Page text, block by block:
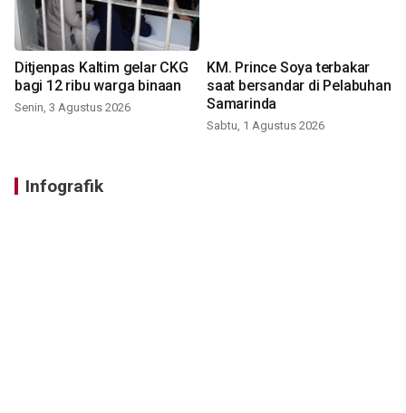
Ditjenpas Kaltim gelar CKG
bagi 12 ribu warga binaan
Senin, 3 Agustus 2026
KM. Prince Soya terbakar
saat bersandar di Pelabuhan
Samarinda
Sabtu, 1 Agustus 2026
Infografik